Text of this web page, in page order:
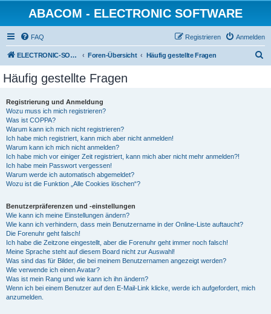
ABACOM - ELECTRONIC SOFTWARE
FAQ Anmelden
Registrieren
ELECTRONIC-SOFWARE-SHOP Foren-Übersicht Häufig gestellte Fragen
Häufig gestellte Fragen
Registrierung und Anmeldung
Wozu muss ich mich registrieren?
Was ist COPPA?
Warum kann ich mich nicht registrieren?
Ich habe mich registriert, kann mich aber nicht anmelden!
Warum kann ich mich nicht anmelden?
Ich habe mich vor einiger Zeit registriert, kann mich aber nicht mehr anmelden?!
Ich habe mein Passwort vergessen!
Warum werde ich automatisch abgemeldet?
Wozu ist die Funktion „Alle Cookies löschen“?
Benutzerpräferenzen und -einstellungen
Wie kann ich meine Einstellungen ändern?
Wie kann ich verhindern, dass mein Benutzername in der Online-Liste auftaucht?
Die Forenuhr geht falsch!
Ich habe die Zeitzone eingestellt, aber die Forenuhr geht immer noch falsch!
Meine Sprache steht auf diesem Board nicht zur Auswahl!
Was sind das für Bilder, die bei meinem Benutzernamen angezeigt werden?
Wie verwende ich einen Avatar?
Was ist mein Rang und wie kann ich ihn ändern?
Wenn ich bei einem Benutzer auf den E-Mail-Link klicke, werde ich aufgefordert, mich
anzumelden.